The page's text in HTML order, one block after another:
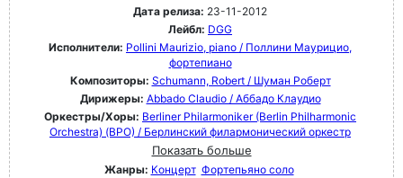
Дата релиза: 23-11-2012
Лейбл: DGG
Исполнители: Pollini Maurizio, piano / Поллини Маурицио,
фортепиано
Композиторы: Schumann, Robert / Шуман Роберт
Дирижеры: Abbado Claudio / Аббадо Клаудио
Оркестры/Хоры: Berliner Philarmoniker (Berlin Philharmonic
Orchestra) (BPO) / Берлинский филармонический оркестр
Показать больше
Жанры: Концерт Фортепьяно соло